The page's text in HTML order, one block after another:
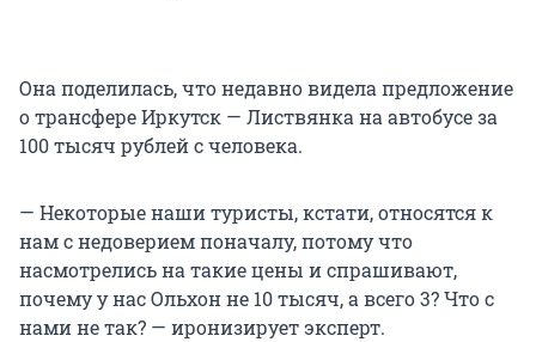
Она поделилась, что недавно видела предложение
о трансфере Иркутск — Листвянка на автобусе за
100 тысяч рублей с человека.
— Некоторые наши туристы, кстати, относятся к
нам с недоверием поначалу, потому что
насмотрелись на такие цены и спрашивают,
почему у нас Ольхон не 10 тысяч, а всего 3? Что с
нами не так? — иронизирует эксперт.